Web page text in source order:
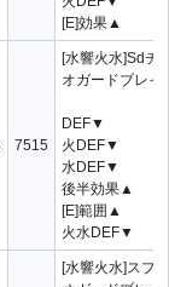
[E]効果▲
7515
[水響火水]Sdチ
オガードブレイ
DEF▼
火DEF▼
水DEF▼
後半効果▲
[E]範囲▲
火水DEF▼
[水響火水]スプ